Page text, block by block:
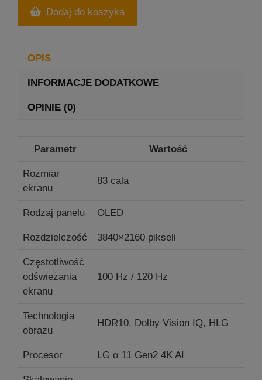
Dodaj do koszyka
OPIS
INFORMACJE DODATKOWE
OPINIE (0)
Parametr Wartość
Rozmiar
ekranu
83 cala
Rodzaj panelu OLED
Rozdzielczość 3840×2160 pikseli
Częstotliwość
odświeżania
ekranu
100 Hz / 120 Hz
Technologia
obrazu
HDR10, Dolby Vision IQ, HLG
Procesor LG α 11 Gen2 4K AI